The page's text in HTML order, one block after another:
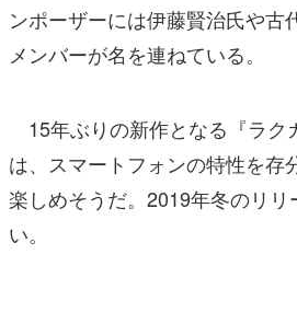
ンポーザーには伊藤賢治氏や古
メンバーが名を連ねている。
15年ぶりの新作となる『ラク
は、スマートフォンの特性を存
楽しめそうだ。2019年冬のリ
い。